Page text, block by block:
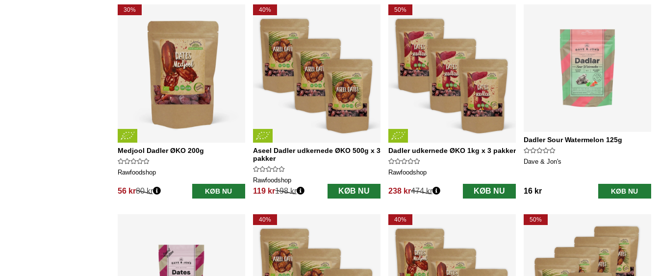
30%
Medjool Dadler ØKO 200g
Rawfoodshop
56 kr
Normalpris:
80 kr KØB NU
40%
Aseel Dadler udkernede ØKO 500g x 3
pakker
Rawfoodshop
119 kr
Normalpris:
198 kr KØB NU
50%
Dadler udkernede ØKO 1kg x 3 pakker
Rawfoodshop
238 kr
Normalpris:
474 kr KØB NU
Dadler Sour Watermelon 125g
Dave & Jon's
16 kr KØB NU
40% 40% 50%